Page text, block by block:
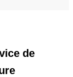
de